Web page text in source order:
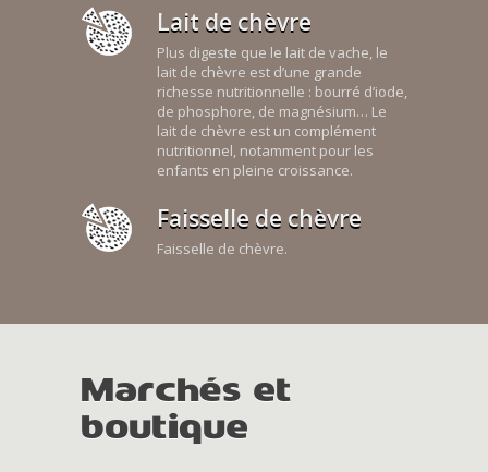
Lait de chèvre
Plus digeste que le lait de vache, le
lait de chèvre est d’une grande
richesse nutritionnelle : bourré d’iode,
de phosphore, de magnésium… Le
lait de chèvre est un complément
nutritionnel, notamment pour les
enfants en pleine croissance.
Faisselle de chèvre
Faisselle de chèvre.
Marchés et
boutique